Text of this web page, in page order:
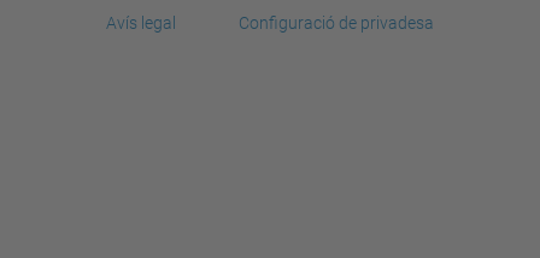
Avís legal
Configuració de privadesa